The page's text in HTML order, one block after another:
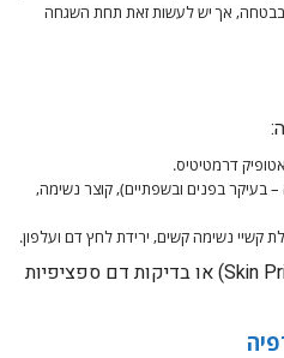
בבטחה, אך יש לעשות זאת תחת השגחה
דרמטיטיס.
בעיקר בפנים ובשפתיים), קוצר נשימה,
קשיי נשימה קשים, ירידת לחץ דם ועלפון.
​האבחון מבוצע על ידי רופא אלרגולוג באמצעות תבחיני עור (Skin Prick Tests) או בדיקות דם ספציפיות